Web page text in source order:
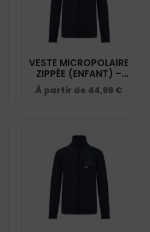
VESTE MICROPOLAIRE
ZIPPÉE (ENFANT) –
LES GRANDES
MARQUES - NAVY –
À partir de 44,99 €